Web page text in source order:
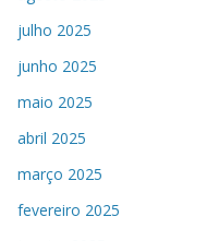
julho 2025
junho 2025
maio 2025
abril 2025
março 2025
fevereiro 2025